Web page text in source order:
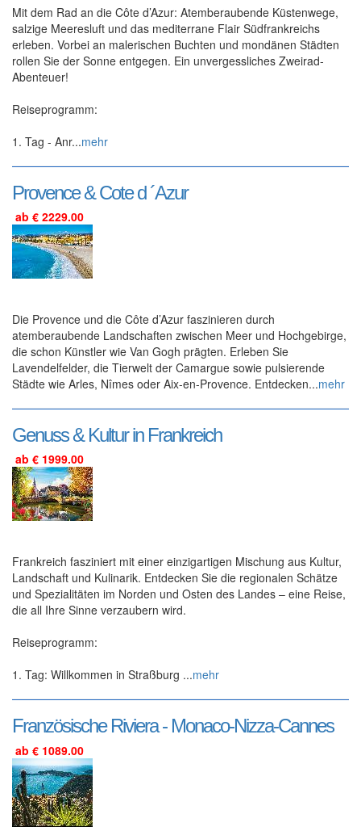
Mit dem Rad an die Côte d’Azur: Atemberaubende Küstenwege,
salzige Meeresluft und das mediterrane Flair Südfrankreichs
erleben. Vorbei an malerischen Buchten und mondänen Städten
rollen Sie der Sonne entgegen. Ein unvergessliches Zweirad-
Abenteuer!
Reiseprogramm:
1. Tag - Anr...mehr
Provence & Cote d ´Azur
ab € 2229.00
Die Provence und die Côte d’Azur faszinieren durch
atemberaubende Landschaften zwischen Meer und Hochgebirge,
die schon Künstler wie Van Gogh prägten. Erleben Sie
Lavendelfelder, die Tierwelt der Camargue sowie pulsierende
Städte wie Arles, Nîmes oder Aix-en-Provence. Entdecken...mehr
Genuss & Kultur in Frankreich
ab € 1999.00
Frankreich fasziniert mit einer einzigartigen Mischung aus Kultur,
Landschaft und Kulinarik. Entdecken Sie die regionalen Schätze
und Spezialitäten im Norden und Osten des Landes – eine Reise,
die all Ihre Sinne verzaubern wird.
Reiseprogramm:
1. Tag: Willkommen in Straßburg ...mehr
Französische Riviera - Monaco-Nizza-Cannes
ab € 1089.00